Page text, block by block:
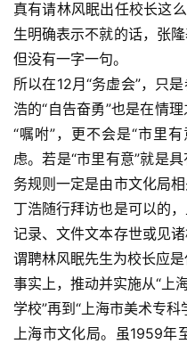
真有请林风眠出任校长这
生明确表示不就的话，张
但没有一字一句。
所以在12月“务虚会”，只
浩的“自告奋勇”也是在情
“嘱咐”，更不会是“市里
虑。若是“市里有意”就是
务规则一定是由市文化局
丁浩随行拜访也是可以的
记录、文件文本存世或见
谓聘林风眠先生为校长应
事实上，推动并实施从“上
学校”再到“上海市美术专
上海市文化局。虽1959年